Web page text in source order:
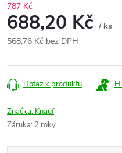
787 Kč
688,20 Kč / ks
568,76 Kč bez DPH
cena:
Dotaz k produktu
Značka: Knauf
Záruka: 2 roky